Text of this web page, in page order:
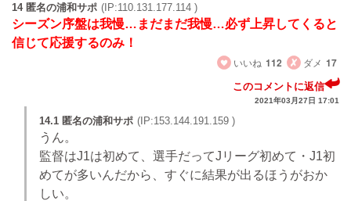
14 匿名の浦和サポ (IP:110.131.177.114 )
シーズン序盤は我慢…まだまだ我慢…必ず上昇してくると
信じて応援するのみ！
いいね 112 ダメ 17
このコメントに返信
2021年03月27日 17:01
14.1 匿名の浦和サポ (IP:153.144.191.159 )
うん。
監督はJ1は初めて、選手だってJリーグ初めて・J1初
めてが多いんだから、すぐに結果が出るほうがおか
しい。